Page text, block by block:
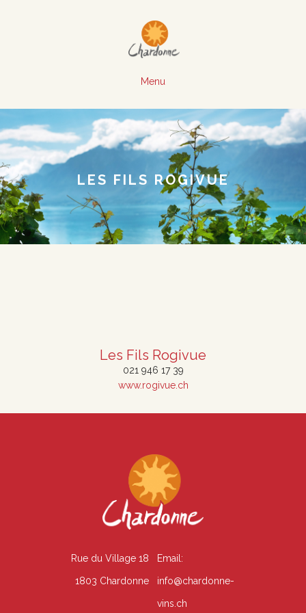
Menu
LES FILS ROGIVUE
Les Fils Rogivue
021 946 17 39
www.rogivue.ch
Email:
info@chardonne-
vins.ch
Rue du Village 18
1803 Chardonne